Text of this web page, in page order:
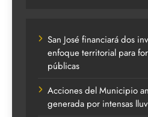
San José financiará dos
enfoque territorial para
públicas
Acciones del Municipio
generada por intensas